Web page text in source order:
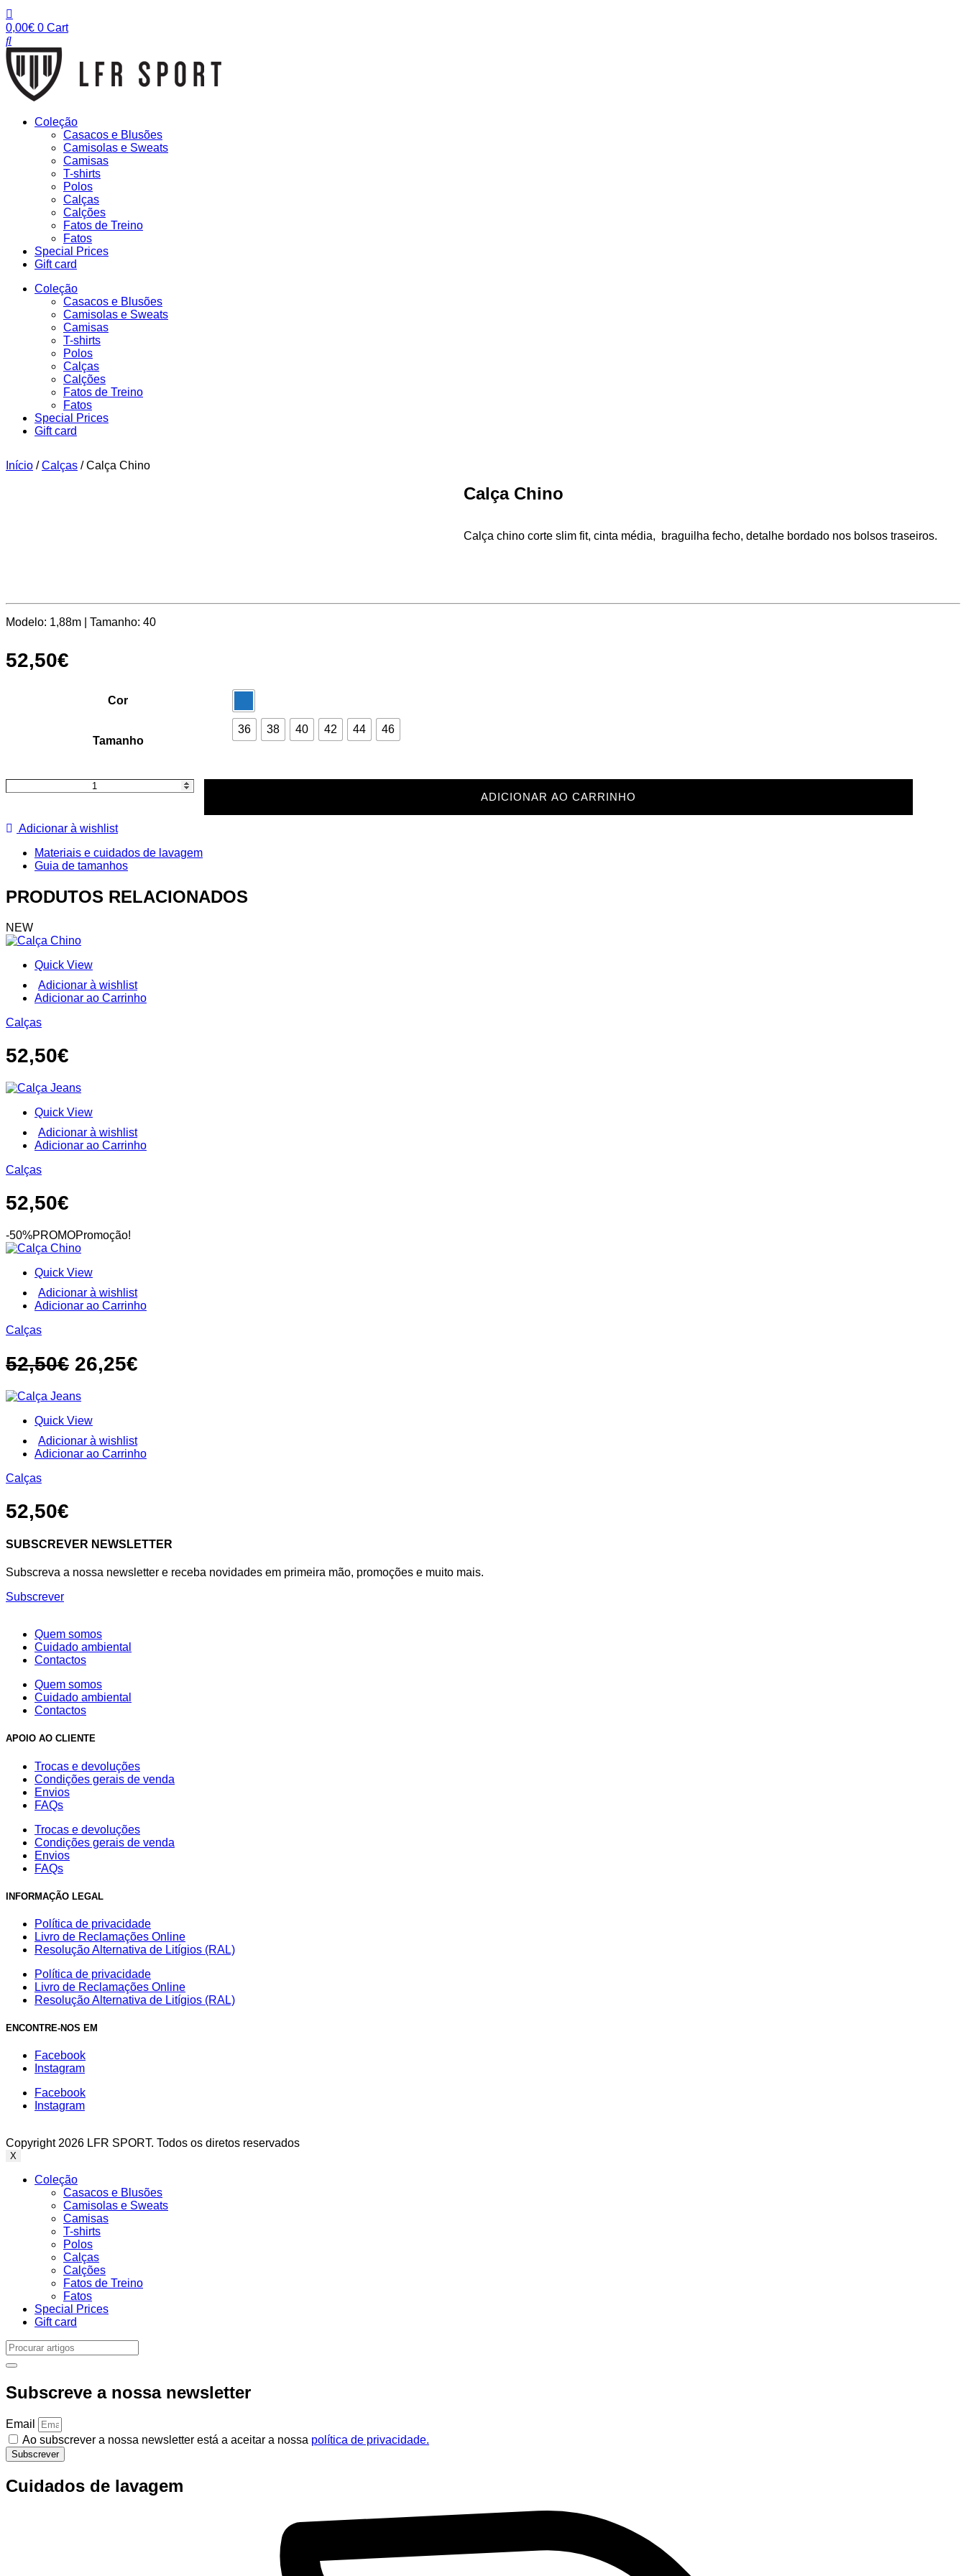
Pular
para
o
conteúdo
0,00€ 0 Cart
Coleção
Casacos e Blusões
Camisolas e Sweats
Camisas
T-shirts
Polos
Calças
Calções
Fatos de Treino
Fatos
Special Prices
Gift card
Coleção
Casacos e Blusões
Camisolas e Sweats
Camisas
T-shirts
Polos
Calças
Calções
Fatos de Treino
Fatos
Special Prices
Gift card
Início /Calças / Calça Chino
Calça Chino
Calça chino corte slim fit, cinta média, braguilha fecho, detalhe bordado nos bolsos traseiros.
Modelo: 1,88m | Tamanho: 40
52,50€
Cor
Tamanho
36 38 40 42 44 46
Chino
ADICIONAR AO CARRINHO
Adicionar à wishlist
Materiais e cuidados de lavagem
Guia de tamanhos
PRODUTOS RELACIONADOS
NEW
Quick View
Adicionar à wishlist
Adicionar ao CarrinhoThis
product
Calças
52,50€
Quick View
Adicionar à wishlist
Adicionar ao CarrinhoThis
page
Calças
52,50€
-50%PROMOPromoção!
Quick View
Adicionar à wishlist
Adicionar ao CarrinhoThis
product
Calças
52,50€ O
original
era:
52,50€.
26,25€
26,25€.
Quick View
Adicionar à wishlist
Adicionar ao CarrinhoThis
may
chosen
Calças
52,50€
SUBSCREVER NEWSLETTER
Subscreva a nossa newsletter e receba novidades em primeira mão, promoções e muito mais.
Subscrever
Quem somos
Cuidado ambiental
Contactos
Quem somos
Cuidado ambiental
Contactos
APOIO AO CLIENTE
Trocas e devoluções
Condições gerais de venda
Envios
FAQs
Trocas e devoluções
Condições gerais de venda
Envios
FAQs
INFORMAÇÃO LEGAL
Política de privacidade
Livro de Reclamações Online
Resolução Alternativa de Litígios (RAL)
Política de privacidade
Livro de Reclamações Online
Resolução Alternativa de Litígios (RAL)
ENCONTRE-NOS EM
Facebook
Instagram
Facebook
Instagram
Copyright 2026 LFR SPORT. Todos os diretos reservados
X
Coleção
Casacos e Blusões
Camisolas e Sweats
Camisas
T-shirts
Polos
Calças
Calções
Fatos de Treino
Fatos
Special Prices
Gift card
Subscreve a nossa newsletter
Email
Ao subscrever a nossa newsletter está a aceitar a nossa política de privacidade.
Subscrever
Cuidados de lavagem